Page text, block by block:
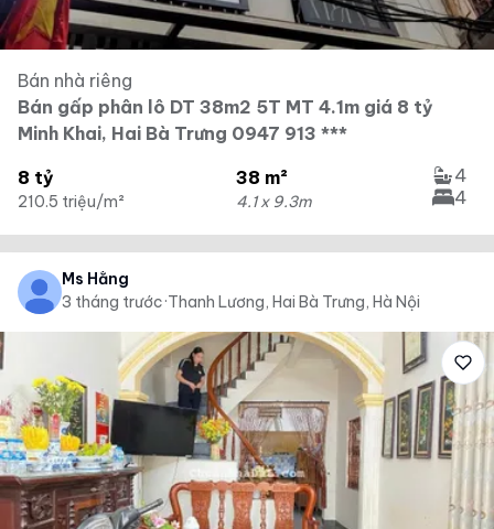
Bán nhà riêng
Bán gấp phân lô DT 38m2 5T MT 4.1m giá 8 tỷ
Minh Khai, Hai Bà Trưng 0947 913 ***
8 tỷ
210.5 triệu/m²
38 m²
4.1 x 9.3m
4
4
Ms Hằng
3 tháng trước·Thanh Lương, Hai Bà Trưng, Hà Nội